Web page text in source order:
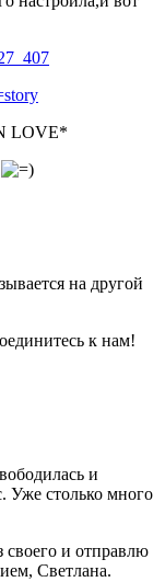
на другой
к нам!
и
Уже столько много
своего и отправлю
Светлана.